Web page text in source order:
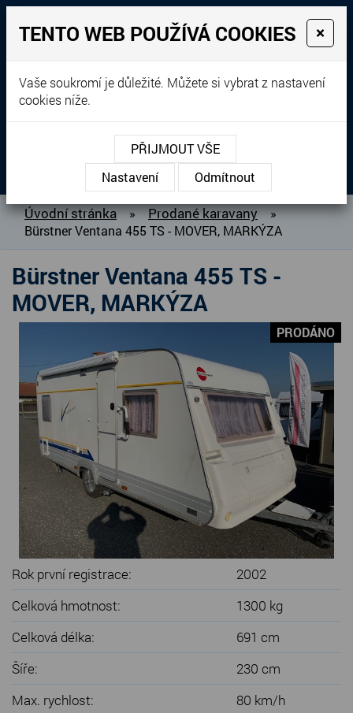
Prodej, dovoz, výkup a
pronájem karavanů
+420 604 760 364
MENU
O NÁS
BAZAR KARAVANŮ
PRODANÉ KARAVANY
PŮJČOVNA KARAVANŮ
SERVIS KARAVANŮ
KONTAKT
Úvodní stránka » Prodané karavany
»
Bürstner Ventana 455 TS - MOVER, MARKÝZA
Bürstner Ventana 455 TS -
MOVER, MARKÝZA
PRODÁNO
Rok první registrace:
2002
Celková hmotnost:
1300 kg
Celková délka:
691 cm
Šíře:
230 cm
Max. rychlost:
80 km/h
TENTO WEB POUŽÍVÁ COOKIES ×
Vaše soukromí je důležité. Můžete si vybrat z nastavení
cookies níže.
PŘIJMOUT VŠE
Nastavení
Odmítnout